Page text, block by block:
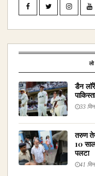
डैन
33
तरुण
10
पलटा
41